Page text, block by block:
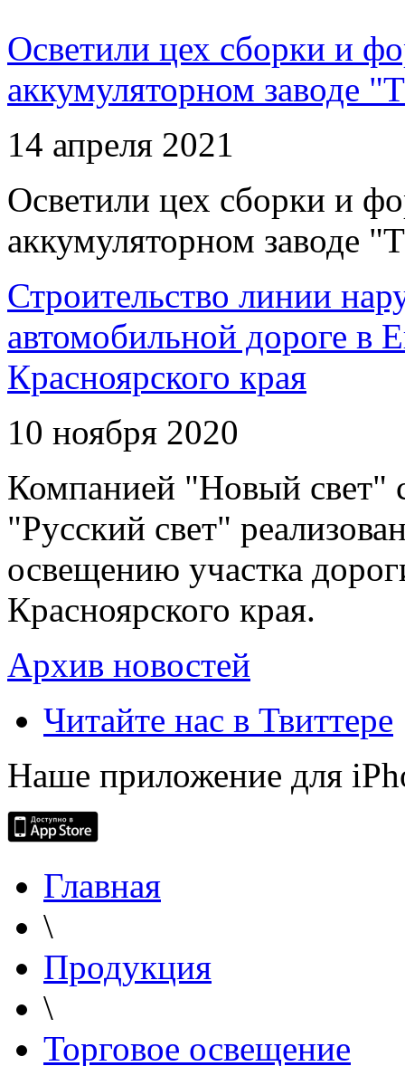
Осветили цех сборки и
аккумуляторном заводе
14 апреля 2021
Осветили цех сборки и
аккумуляторном заводе
Строительство линии
автомобильной дороге в
Красноярского края
10 ноября 2020
Компанией "Новый свет"
"Русский свет"
освещению участка
Красноярского края.
Архив новостей
Читайте нас в Твиттере
Наше приложение для
Главная
\
Продукция
\
Торговое освещение